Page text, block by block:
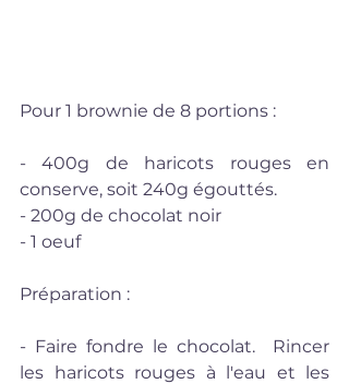
Pour 1 brownie de 8 portions :
- 400g de haricots rouges en
conserve, soit 240g égouttés.
- 200g de chocolat noir
- 1 oeuf
Préparation :
- Faire fondre le chocolat.  Rincer
les haricots rouges à l'eau et les